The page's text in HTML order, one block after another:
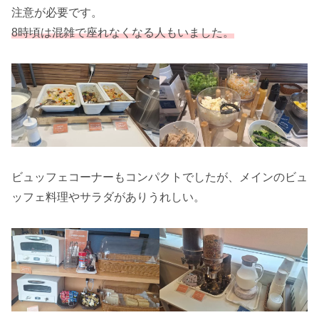
注意が必要です。
8時頃は混雑で座れなくなる人もいました。
ビュッフェコーナーもコンパクトでしたが、メインのビュ
ッフェ料理やサラダがありうれしい。